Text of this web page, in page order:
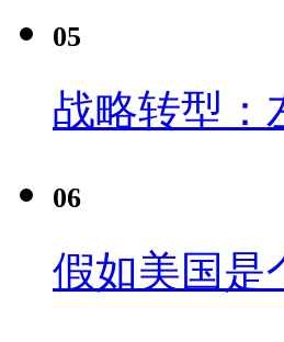
05
战略转型：
06
假如美国是